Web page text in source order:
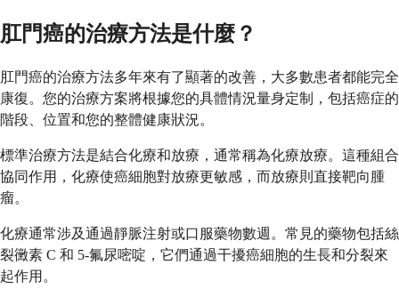
肛門癌的治療方法是什麼？
肛門癌的治療方法多年來有了顯著的改善，大多數患者都能完全
康復。您的治療方案將根據您的具體情況量身定制，包括癌症的
階段、位置和您的整體健康狀況。
標準治療方法是結合化療和放療，通常稱為化療放療。這種組合
協同作用，化療使癌細胞對放療更敏感，而放療則直接靶向腫
瘤。
化療通常涉及通過靜脈注射或口服藥物數週。常見的藥物包括絲
裂黴素 C 和 5-氟尿嘧啶，它們通過干擾癌細胞的生長和分裂來
起作用。